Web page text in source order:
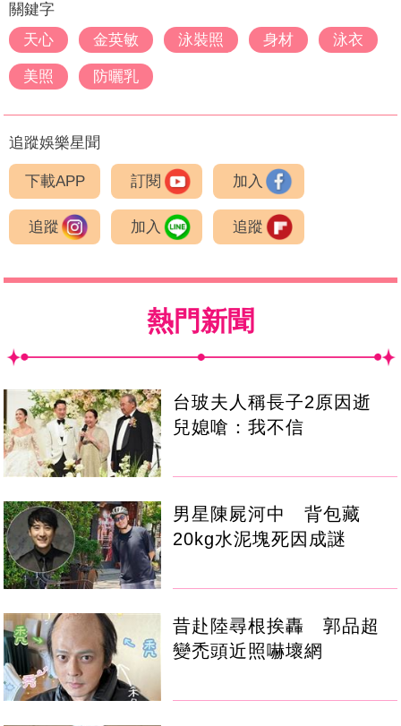
關鍵字
天心
金英敏 泳裝照 身材 泳衣
美照 防曬乳
追蹤娛樂星聞
下載APP 訂閱 加入
追蹤 加入 追蹤
熱門新聞
台玻夫人稱長子2原因逝
兒媳嗆：我不信
男星陳屍河中 背包藏
20kg水泥塊死因成謎
昔赴陸尋根挨轟 郭品超
變禿頭近照嚇壞網